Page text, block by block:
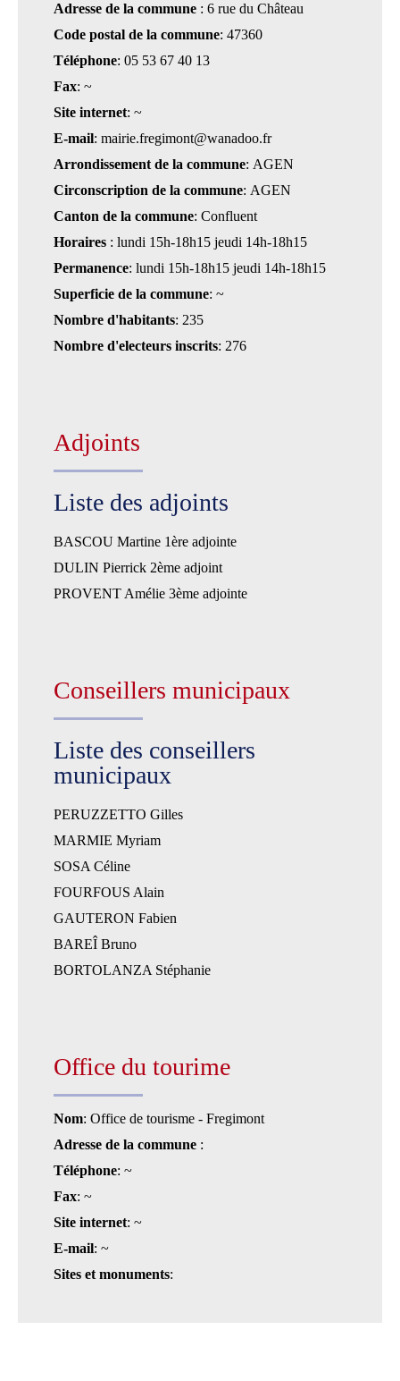
Adresse de la commune : 6 rue du Château
Code postal de la commune: 47360
Téléphone: 05 53 67 40 13
Fax: ~
Site internet: ~
E-mail: mairie.fregimont@wanadoo.fr
Arrondissement de la commune: AGEN
Circonscription de la commune: AGEN
Canton de la commune: Confluent
Horaires
: lundi 15h-18h15 jeudi 14h-18h15
Permanence
: lundi 15h-18h15 jeudi 14h-18h15
Superficie de la commune: ~
Nombre d'habitants: 235
Nombre d'electeurs inscrits: 276
Adjoints
Liste des adjoints
BASCOU Martine 1ère adjointe
DULIN Pierrick 2ème adjoint
PROVENT Amélie 3ème adjointe
Conseillers municipaux
Liste des conseillers
municipaux
PERUZZETTO Gilles
MARMIE Myriam
SOSA Céline
FOURFOUS Alain
GAUTERON Fabien
BAREÎ Bruno
BORTOLANZA Stéphanie
Office du tourime
Nom: Office de tourisme - Fregimont
Adresse de la commune :
Téléphone: ~
Fax: ~
Site internet: ~
E-mail: ~
Sites et monuments: